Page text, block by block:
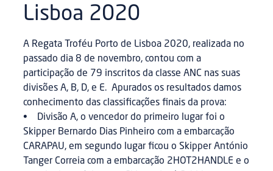
Lisboa 2020
A Regata Troféu Porto de Lisboa 2020, realizada no
passado dia 8 de novembro, contou com a
participação de 79 inscritos da classe ANC nas suas
divisões A, B, D, e E. Apurados os resultados damos
conhecimento das classificações finais da prova:
• Divisão A, o vencedor do primeiro lugar foi o
Skipper Bernardo Dias Pinheiro com a embarcação
CARAPAU, em segundo lugar ficou o Skipper António
Tanger Correia com a embarcação 2HOT2HANDLE e o